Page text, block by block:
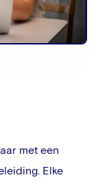
met een
Elke